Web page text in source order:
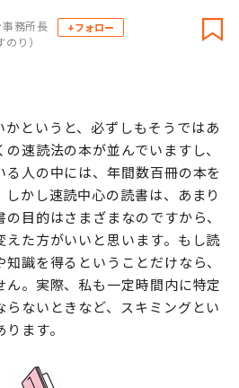
務所長
り）
+フォロー
というと、必ずしもそうではあ
速読法の本が並んでいますし、
人の中には、年間数百冊の本を
かし速読中心の読書は、あまり
目的はさまざまなのですから、
えた方がいいと思います。もし読
識を得るということだけなら、
。実際、私も一定時間内に特定
ないときなど、スキミングとい
ます。